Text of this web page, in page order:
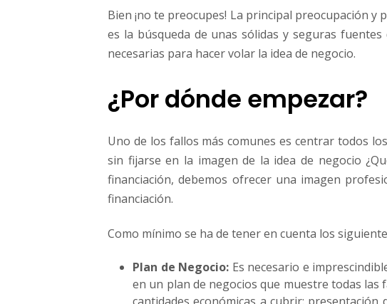
u
t
a
u
Bien ¡no te preocupes! La principal preocupación y
es la búsqueda de unas sólidas y seguras
necesarias para hacer volar la idea de negocio.
¿Por dónde empezar?
Uno de los fallos más comunes es centrar todos
sin fijarse en la imagen de la idea de negocio
financiación, debemos ofrecer una imagen
financiación.
Como mínimo se ha de tener en cuenta los
Plan de Negocio: Es necesario e
en un plan de negocios que muestre todas las